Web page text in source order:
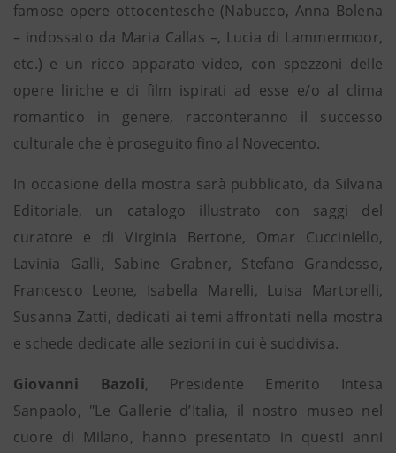
famose opere ottocentesche (Nabucco, Anna Bolena
– indossato da Maria Callas –, Lucia di Lammermoor,
etc.) e un ricco apparato video, con spezzoni delle
opere liriche e di film ispirati ad esse e/o al clima
romantico in genere, racconteranno il successo
culturale che è proseguito fino al Novecento.
In occasione della mostra sarà pubblicato, da Silvana
Editoriale, un catalogo illustrato con saggi del
curatore e di Virginia Bertone, Omar Cucciniello,
Lavinia Galli, Sabine Grabner, Stefano Grandesso,
Francesco Leone, Isabella Marelli, Luisa Martorelli,
Susanna Zatti, dedicati ai temi affrontati nella mostra
e schede dedicate alle sezioni in cui è suddivisa.
Giovanni Bazoli, Presidente Emerito Intesa
Sanpaolo, "Le Gallerie d’Italia, il nostro museo nel
cuore di Milano, hanno presentato in questi anni